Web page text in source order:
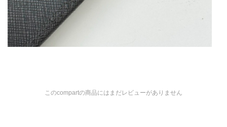
このcompartの商品にはまだレビューがありません